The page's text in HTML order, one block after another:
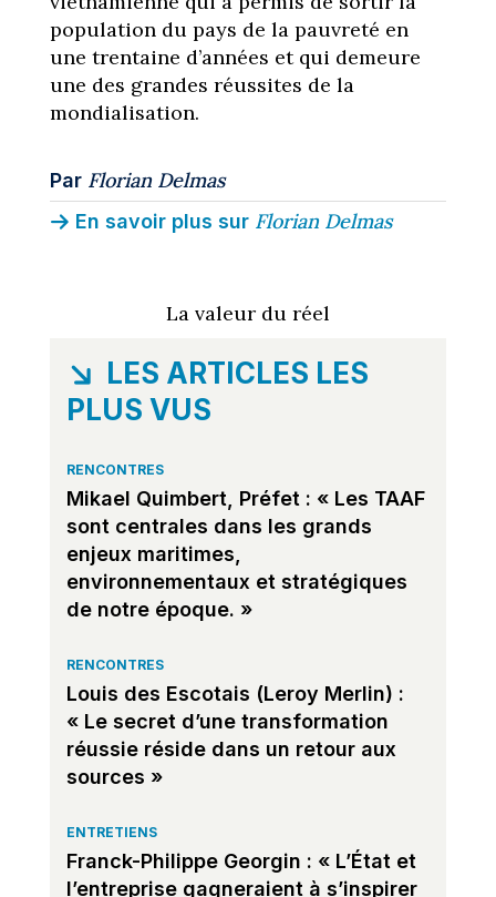
population du pays de la pauvreté en
une trentaine d’années et qui demeure
une des grandes réussites de la
mondialisation.
Par Florian Delmas
En savoir plus sur Florian Delmas
La valeur du réel
LES ARTICLES LES
PLUS VUS
RENCONTRES
Mikael Quimbert, Préfet : « Les TAAF
sont centrales dans les grands
enjeux maritimes,
environnementaux et stratégiques
de notre époque. »
RENCONTRES
Louis des Escotais (Leroy Merlin) :
« Le secret d’une transformation
réussie réside dans un retour aux
sources »
ENTRETIENS
Franck-Philippe Georgin : « L’État et
l’entreprise gagneraient à s’inspirer